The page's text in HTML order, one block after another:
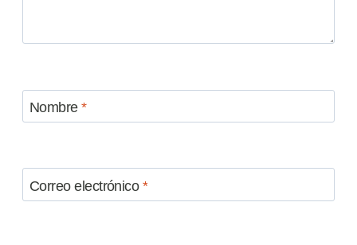
Nombre*
Correo electrónico *